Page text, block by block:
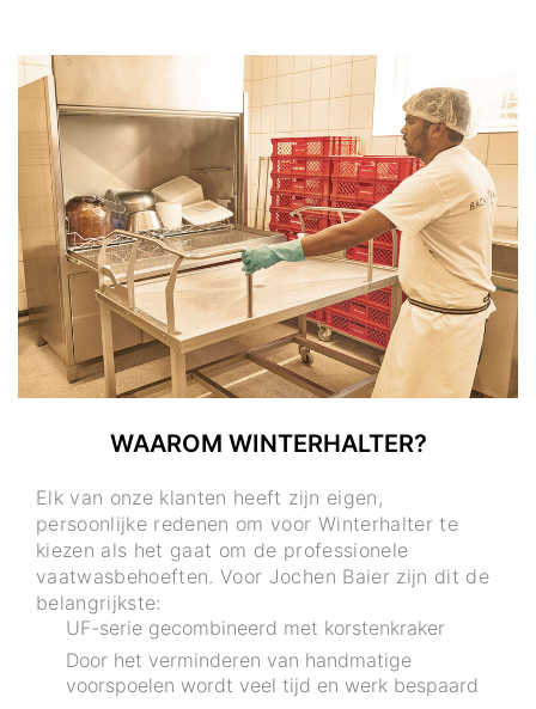
WAAROM WINTERHALTER?
Elk van onze klanten heeft zijn eigen,
persoonlijke redenen om voor Winterhalter te
kiezen als het gaat om de professionele
vaatwasbehoeften. Voor Jochen Baier zijn dit de
belangrijkste:
UF-serie gecombineerd met korstenkraker
Door het verminderen van handmatige
voorspoelen wordt veel tijd en werk bespaard